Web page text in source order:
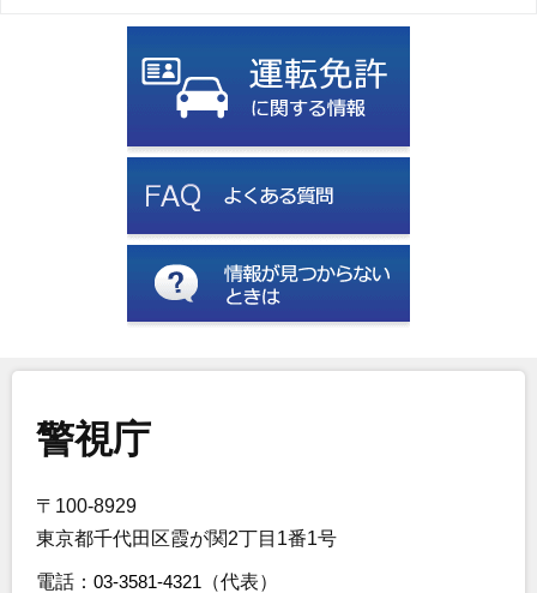
警視庁
〒100-8929
東京都千代田区霞が関2丁目1番1号
電話： 03-3581-4321 （代表）